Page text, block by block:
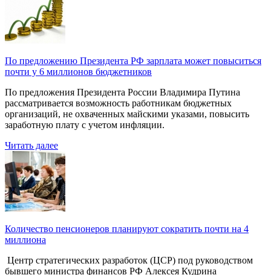
По предложению Президента РФ зарплата может повыситься
почти у 6 миллионов бюджетников
По предложения Президента России Владимира Путина
рассматривается возможность работникам бюджетных
организаций, не охваченных майскими указами, повысить
заработную плату с учетом инфляции.
Читать далее
Количество пенсионеров планируют сократить почти на 4
миллиона
Центр стратегических разработок (ЦСР) под руководством
бывшего министра финансов РФ Алексея Кудрина